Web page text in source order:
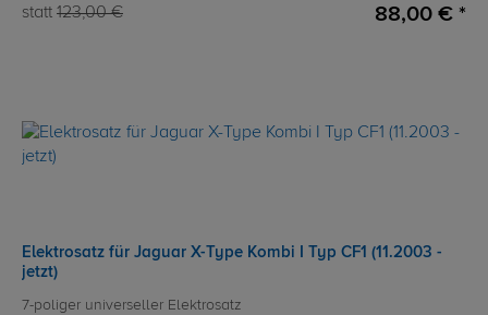
statt 123,00 € 88,00 € *
Elektrosatz für Jaguar X-Type Kombi I Typ CF1 (11.2003 -
jetzt)
7-poliger universeller Elektrosatz